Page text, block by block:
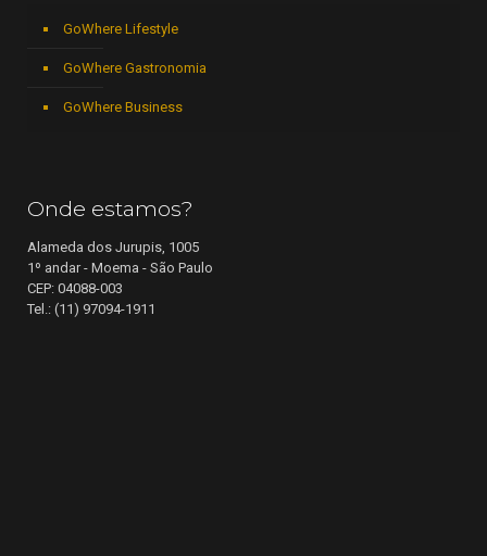
GoWhere Lifestyle
GoWhere Gastronomia
GoWhere Business
Onde estamos?
Alameda dos Jurupis, 1005
1º andar - Moema - São Paulo
CEP: 04088-003
Tel.: (11) 97094-1911